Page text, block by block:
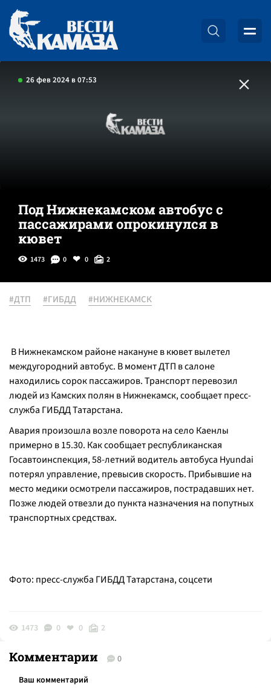
26 фев 2024 в 07:53
Под Нижнекамском автобус с
пассажирами опрокинулся в
кювет
1473 0 0 2
#ДТП #ГИБДД #НИЖНЕКАМСК
В Нижнекамском районе накануне в кювет вылетел
междугородний автобус. В момент ДТП в салоне
находились сорок пассажиров. Транспорт перевозил
людей из Камских полян в Нижнекамск, сообщает пресс-
служба ГИБДД Татарстана.
Авария произошла возле поворота на село Каенлы
примерно в 15.30. Как сообщает республиканская
Госавтоинспекция, 58-летний водитель автобуса Hyundai
потерял управление, превысив скорость. Прибывшие на
место медики осмотрели пассажиров, пострадавших нет.
Позже людей отвезли до пункта назначения на попутных
транспортных средствах.
Фото: пресс-служба ГИБДД Татарстана, соцсети
1473 0 0 2
Комментарии 0